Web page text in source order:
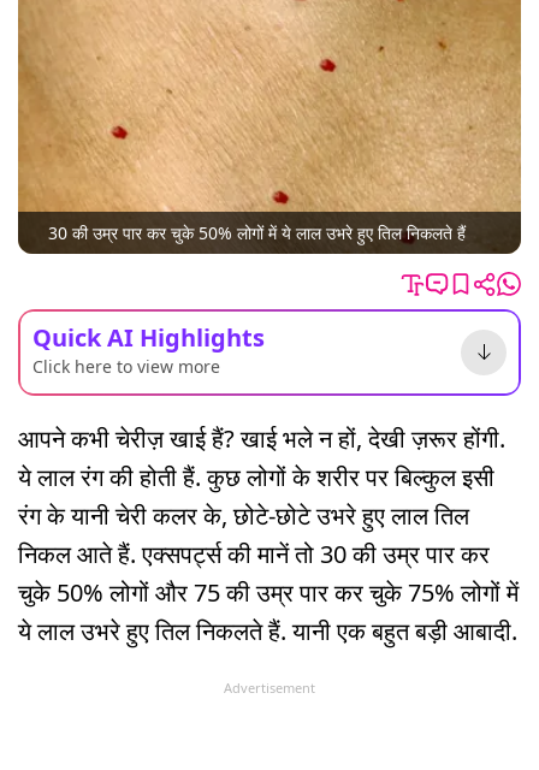
30 की उम्र पार कर चुके 50% लोगों में ये लाल उभरे हुए तिल निकलते हैं
Quick AI Highlights
Click here to view more
आपने कभी चेरीज़ खाई हैं? खाई भले न हों, देखी ज़रूर होंगी.
ये लाल रंग की होती हैं. कुछ लोगों के शरीर पर बिल्कुल इसी
रंग के यानी चेरी कलर के, छोटे-छोटे उभरे हुए लाल तिल
निकल आते हैं. एक्सपर्ट्स की मानें तो 30 की उम्र पार कर
चुके 50% लोगों और 75 की उम्र पार कर चुके 75% लोगों में
ये लाल उभरे हुए तिल निकलते हैं. यानी एक बहुत बड़ी आबादी.
Advertisement